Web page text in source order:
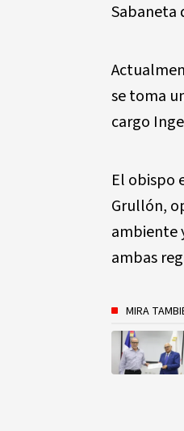
Sabaneta
se toma
cargo
El obispo
Grullón,
ambiente
ambas
MIRA